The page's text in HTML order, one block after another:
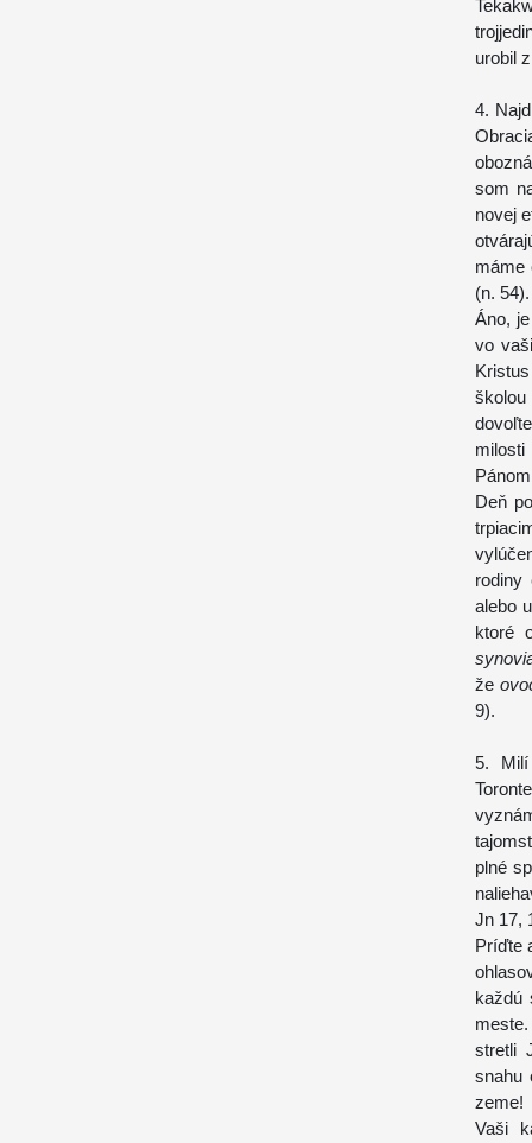
urobil
4.
som
novej
máme
(n. 54).
Áno,
vo
Deň
rodiny
alebo
ktoré
že
9).
5. Milí
plné
Jn 17,
Príďte
každú
stretli
snahu
zeme!
Vaši